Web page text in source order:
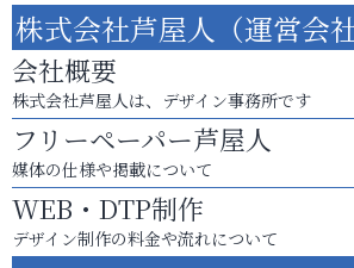
株式会社芦屋人（運営会社
会社概要
株式会社芦屋人は、デザイン事務所です
フリーペーパー芦屋人
媒体の仕様や掲載について
WEB・DTP制作
デザイン制作の料金や流れについて